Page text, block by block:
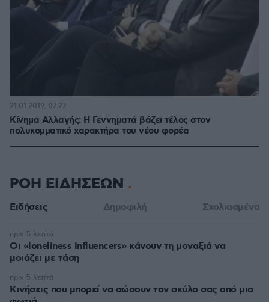
Κίνημα Αλλαγής: Η Γεννηματά βάζει τέλος στον
πολυκομματικό χαρακτήρα του νέου φορέα
21.01.2019, 07:27
ΡΟΗ ΕΙΔΗΣΕΩΝ
Ειδήσεις Δημοφιλή Σχολιασμένα
Οι «loneliness influencers» κάνουν τη μοναξιά να
μοιάζει με τάση
πριν 5 λεπτά
Κινήσεις που μπορεί να σώσουν τον σκύλο σας από μια
πριν 5 λεπτά